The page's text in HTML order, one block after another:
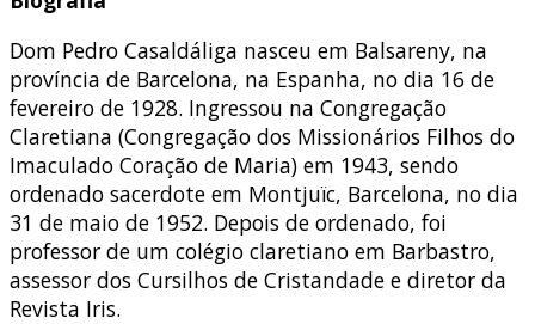
Dom Pedro Casaldáliga nasceu em Balsareny, na
província de Barcelona, na Espanha, no dia 16 de
fevereiro de 1928. Ingressou na Congregação
Claretiana (Congregação dos Missionários Filhos do
Imaculado Coração de Maria) em 1943, sendo
ordenado sacerdote em Montjuïc, Barcelona, no dia
31 de maio de 1952. Depois de ordenado, foi
professor de um colégio claretiano em Barbastro,
assessor dos Cursilhos de Cristandade e diretor da
Revista Iris.